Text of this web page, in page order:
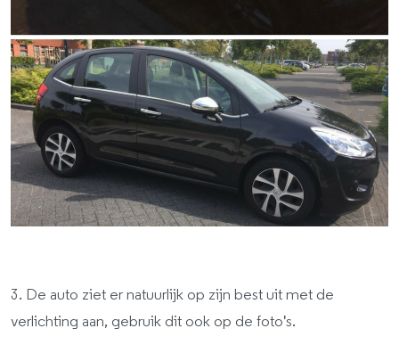
3. De auto ziet er natuurlijk op zijn best uit met de
verlichting aan, gebruik dit ook op de foto's.